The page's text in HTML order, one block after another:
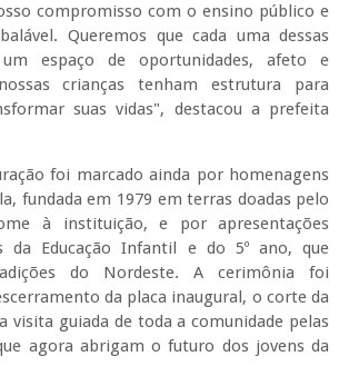
compromisso com o ensino público e
Queremos que cada uma dessas
espaço de oportunidades, afeto e
crianças tenham estrutura para
suas vidas", destacou a prefeita
foi marcado ainda por homenagens
fundada em 1979 em terras doadas pelo
à instituição, e por apresentações
da Educação Infantil e do 5º ano, que
do Nordeste. A cerimônia foi
da placa inaugural, o corte da
visita guiada de toda a comunidade pelas
agora abrigam o futuro dos jovens da